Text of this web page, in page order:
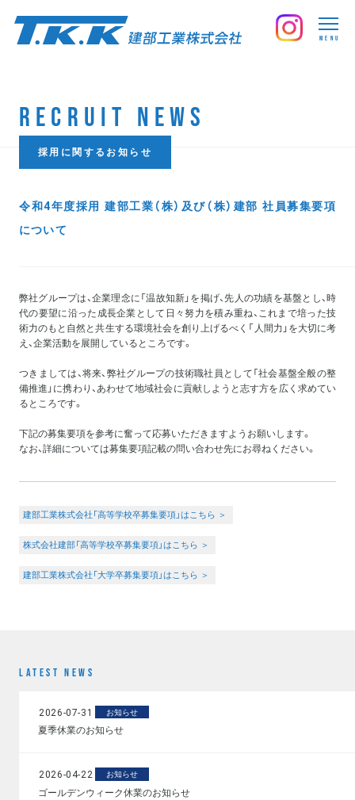
MENU
RECRUIT NEWS
採用に関するお知らせ
令和4年度採用 建部工業（株）及び（株）建部 社員募集要項
について
弊社グループは、企業理念に「温故知新」を掲げ、先人の功績を基盤とし、時
代の要望に沿った成長企業として日々努力を積み重ね、これまで培った技
術力のもと自然と共生する環境社会を創り上げるべく「人間力」を大切に考
え、企業活動を展開しているところです。
つきましては、将来、弊社グループの技術職社員として「社会基盤全般の整
備推進」に携わり、あわせて地域社会に貢献しようと志す方を広く求めてい
るところです。
下記の募集要項を参考に奮って応募いただきますようお願いします。
なお、詳細については募集要項記載の問い合わせ先にお尋ねください。
建部工業株式会社「高等学校卒募集要項」はこちら ＞
株式会社建部「高等学校卒募集要項」はこちら ＞
建部工業株式会社「大学卒募集要項」はこちら ＞
LATEST NEWS
2026-07-31 お知らせ
夏季休業のお知らせ
2026-04-22 お知らせ
ゴールデンウィーク休業のお知らせ